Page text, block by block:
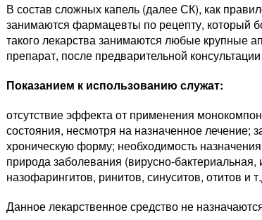
В состав сложных капель (далее СК), как
занимаются фармацевты по рецепту, который
такого лекарства занимаются любые крупные
препарат, после предварительной
Показанием к использованию служат:
отсутствие эффекта от применения
состояния, несмотря на назначенное лечение;
хроническую форму; необходимость
природа заболевания (вирусно-
назофарингитов, ринитов, синуситов, отитов и
Данное лекарственное средство не